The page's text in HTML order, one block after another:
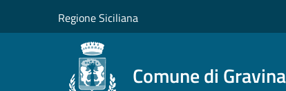
Regione Siciliana
Comune di